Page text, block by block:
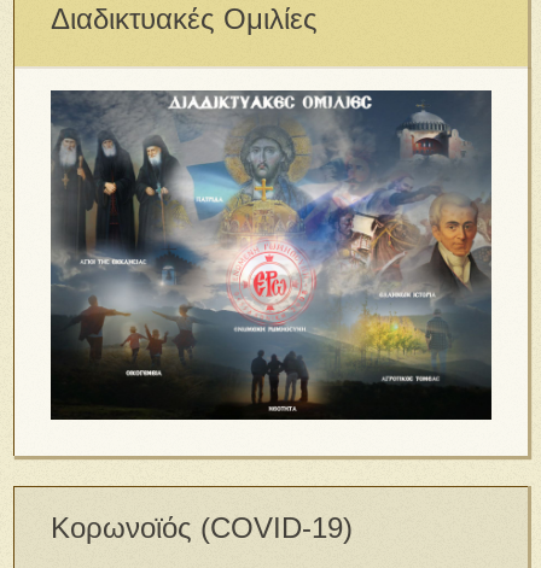
Διαδικτυακές Ομιλίες
Κορωνοϊός (COVID-19)